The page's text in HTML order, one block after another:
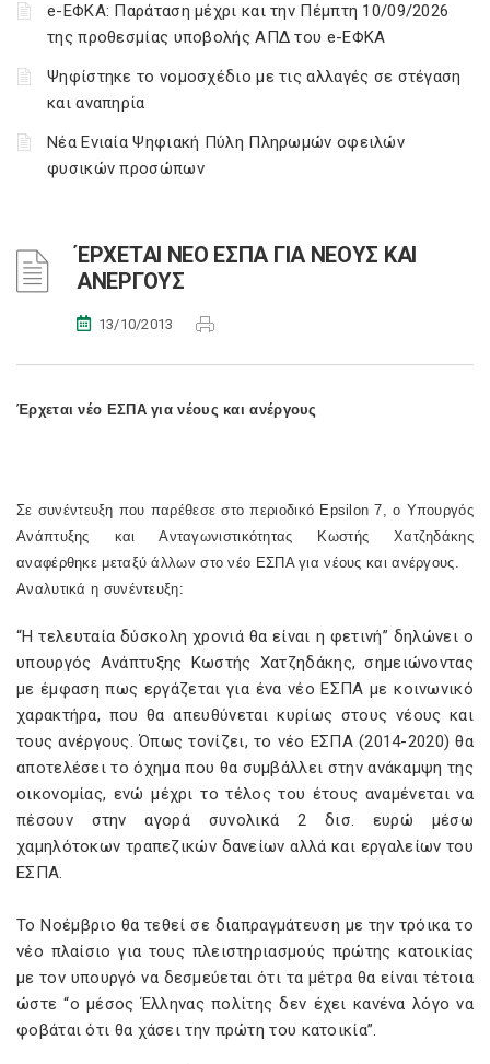
e-ΕΦΚΑ: Παράταση μέχρι και την Πέμπτη 10/09/2026
της προθεσμίας υποβολής ΑΠΔ του e-ΕΦΚΑ
Ψηφίστηκε το νομοσχέδιο με τις αλλαγές σε στέγαση
και αναπηρία
Νέα Ενιαία Ψηφιακή Πύλη Πληρωμών οφειλών
φυσικών προσώπων
ΈΡΧΕΤΑΙ ΝΕΟ ΕΣΠΑ ΓΙΑ ΝΕΟΥΣ ΚΑΙ
ΑΝΕΡΓΟΥΣ
13/10/2013
Έρχεται νέο ΕΣΠΑ για νέους και ανέργους
Σε συνέντευξη που παρέθεσε στο περιοδικό Epsilon 7, ο Υπουργός
Ανάπτυξης και Ανταγωνιστικότητας Κωστής Χατζηδάκης
αναφέρθηκε μεταξύ άλλων στο νέο ΕΣΠΑ για νέους και ανέργους.
Αναλυτικά η συνέντευξη:
“Η τελευταία δύσκολη χρονιά θα είναι η φετινή” δηλώνει ο
υπουργός Ανάπτυξης Κωστής Χατζηδάκης, σημειώνοντας
με έμφαση πως εργάζεται για ένα νέο ΕΣΠΑ με κοινωνικό
χαρακτήρα, που θα απευθύνεται κυρίως στους νέους και
τους ανέργους. Όπως τονίζει, το νέο ΕΣΠΑ (2014-2020) θα
αποτελέσει το όχημα που θα συμβάλλει στην ανάκαμψη της
οικονομίας, ενώ μέχρι το τέλος του έτους αναμένεται να
πέσουν στην αγορά συνολικά 2 δισ. ευρώ μέσω
χαμηλότοκων τραπεζικών δανείων αλλά και εργαλείων του
ΕΣΠΑ.
Το Νοέμβριο θα τεθεί σε διαπραγμάτευση με την τρόικα το
νέο πλαίσιο για τους πλειστηριασμούς πρώτης κατοικίας
με τον υπουργό να δεσμεύεται ότι τα μέτρα θα είναι τέτοια
ώστε “ο μέσος Έλληνας πολίτης δεν έχει κανένα λόγο να
φοβάται ότι θα χάσει την πρώτη του κατοικία”.